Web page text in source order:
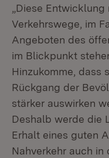
„Diese
Verkehrswege, im
Angeboten des
im Blickpunkt
Hinzukomme, dass
Rückgang der
stärker auswirken
Deshalb werde die
Erhalt eines guten
Nahverkehr auch in